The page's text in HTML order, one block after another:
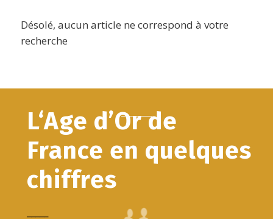
Désolé, aucun article ne correspond à votre
recherche
L‘Age d’Or de
France en quelques
chiffres